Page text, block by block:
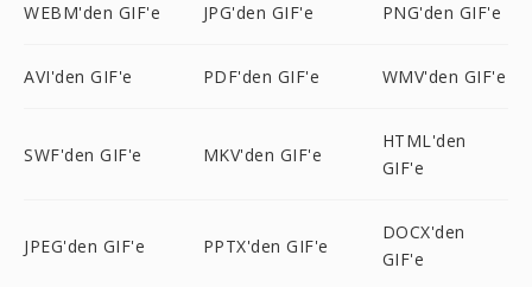
WEBM'den GIF'e JPG'den GIF'e PNG'den GIF'e
AVI'den GIF'e PDF'den GIF'e WMV'den GIF'e
SWF'den GIF'e MKV'den GIF'e
HTML'den
GIF'e
JPEG'den GIF'e PPTX'den GIF'e
DOCX'den
GIF'e